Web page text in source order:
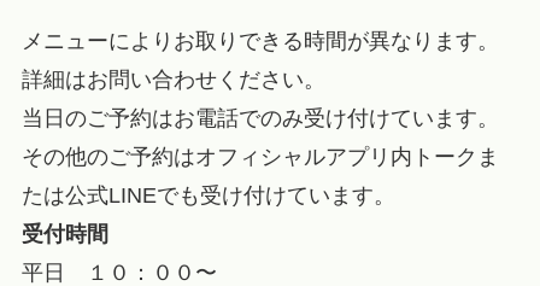
メニューによりお取りできる時間が異なります。
詳細はお問い合わせください。
当日のご予約はお電話でのみ受け付けています。
その他のご予約はオフィシャルアプリ内トークま
たは公式LINEでも受け付けています。
受付時間
平日 １０：００〜